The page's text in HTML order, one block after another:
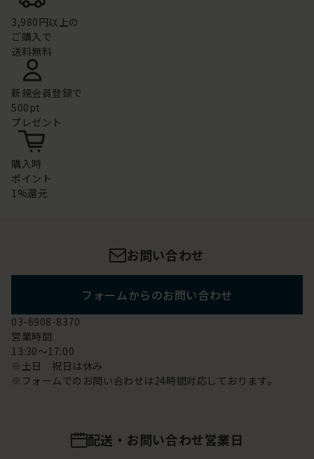
3,980円以上の
ご購入で
送料無料
新規会員登録で
500pt
プレゼント
購入時
ポイント
1%還元
お問い合わせ
フォームからのお問い合わせ
03-6908-8370
営業時間
13:30～17:00
※土日 祝日は休み
※フォームでのお問い合わせは24時間対応しております。
配送・お問い合わせ営業日